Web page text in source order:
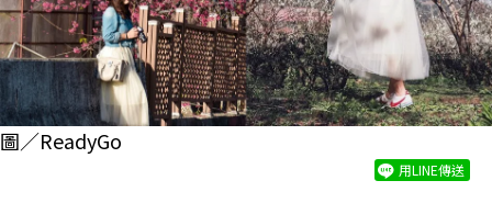
圖／ReadyGo
用LINE傳送